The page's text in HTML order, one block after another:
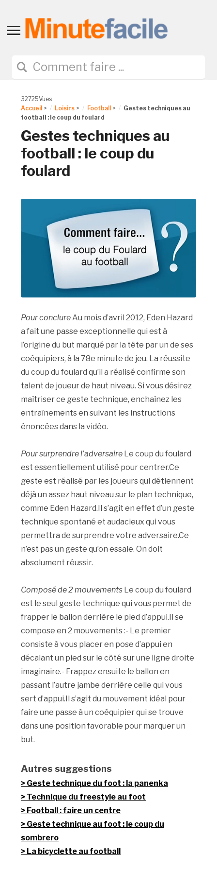
Toggle
navigation
32725Vues
Accueil > Loisirs > Football >
Gestes techniques au
football : le coup du foulard
Gestes techniques au
football : le coup du
foulard
Pour conclureAu mois d’avril 2012, Eden Hazard
a fait une passe exceptionnelle qui est à
l’origine du but marqué par la tête par un de ses
coéquipiers, à la 78e minute de jeu. La réussite
du coup du foulard qu’il a réalisé confirme son
talent de joueur de haut niveau. Si vous désirez
maîtriser ce geste technique, enchaînez les
entraînements en suivant les instructions
énoncées dans la vidéo.
Pour surprendre l’adversaire Le coup du foulard
est essentiellement utilisé pour centrer.Ce
geste est réalisé par les joueurs qui détiennent
déjà un assez haut niveau sur le plan technique,
comme Eden Hazard.Il s’agit en effet d’un geste
technique spontané et audacieux qui vous
permettra de surprendre votre adversaire.Ce
n’est pas un geste qu’on essaie. On doit
absolument réussir.
Composé de 2 mouvements Le coup du foulard
est le seul geste technique qui vous permet de
frapper le ballon derrière le pied d’appui.Il se
compose en 2 mouvements :- Le premier
consiste à vous placer en pose d’appui en
décalant un pied sur le côté sur une ligne droite
imaginaire.- Frappez ensuite le ballon en
passant l’autre jambe derrière celle qui vous
sert d’appui.Il s’agit du mouvement idéal pour
faire une passe à un coéquipier qui se trouve
dans une position favorable pour marquer un
but.
Autres suggestions
Geste technique du foot : la panenka
Technique du freestyle au foot
Football : faire un centre
Geste technique au foot : le coup du
sombrero
La bicyclette au football